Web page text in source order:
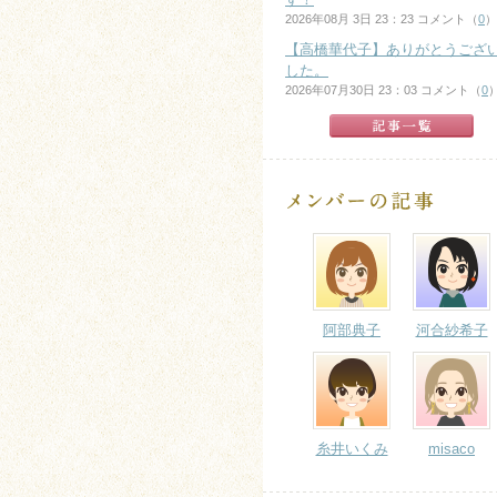
2026年08月 3日 23：23 コメント（0）
【高橋華代子】ありがとうござ
した。
2026年07月30日 23：03 コメント（0
阿部典子 河合紗希子
糸井いくみ misaco